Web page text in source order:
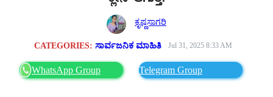
ಕೃಷ್ಣಸಾಗರಿ
CATEGORIES:ಸಾರ್ವಜನಿಕ ಮಾಹಿತಿ Jul 31, 2025 8:33 AM
WhatsApp Group Telegram Group